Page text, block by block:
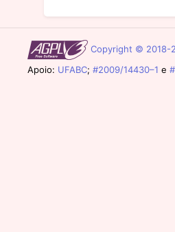
Copyright © 2018-
Apoio: UFABC; #2009/14430–1 e